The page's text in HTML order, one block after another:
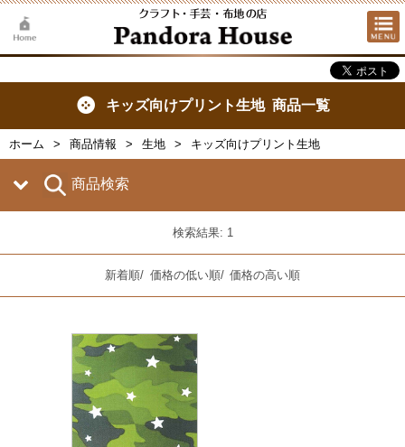
キッズ向けプリント生地 商品一覧
ホーム 商品情報 生地 キッズ向けプリント生地
商品検索
検索結果: 1
新着順/ 価格の低い順/ 価格の高い順